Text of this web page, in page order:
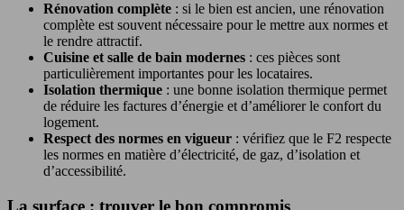
Rénovation complète : si le bien est ancien, une rénovation
complète est souvent nécessaire pour le mettre aux normes et
le rendre attractif.
Cuisine et salle de bain modernes : ces pièces sont
particulièrement importantes pour les locataires.
Isolation thermique : une bonne isolation thermique permet
de réduire les factures d’énergie et d’améliorer le confort du
logement.
Respect des normes en vigueur : vérifiez que le F2 respecte
les normes en matière d’électricité, de gaz, d’isolation et
d’accessibilité.
La surface : trouver le bon compromis